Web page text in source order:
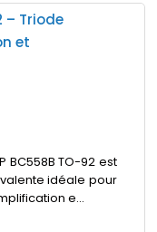
– Triode
et
BC558B TO-92 est
idéale pour
e...